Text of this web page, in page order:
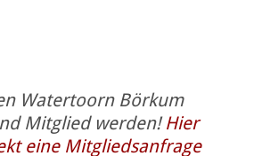
Watertoorn Börkum
Mitglied werden!Hier
eine Mitgliedsanfrage